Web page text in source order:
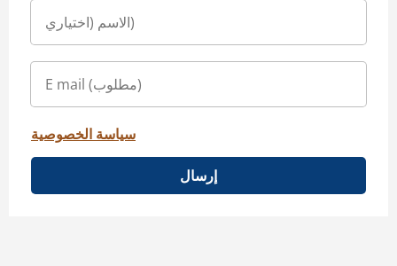
سياسة الخصوصية
إرسال